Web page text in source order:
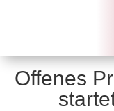
Offenes